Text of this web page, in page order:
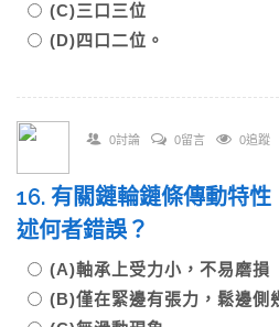
(C)三口三位
(D)四口二位。
0討論 0留言 0追蹤
16. 有關鏈輪鏈條傳動特性
述何者錯誤？
(A)軸承上受力小，不易磨損
(B)僅在緊邊有張力，鬆邊